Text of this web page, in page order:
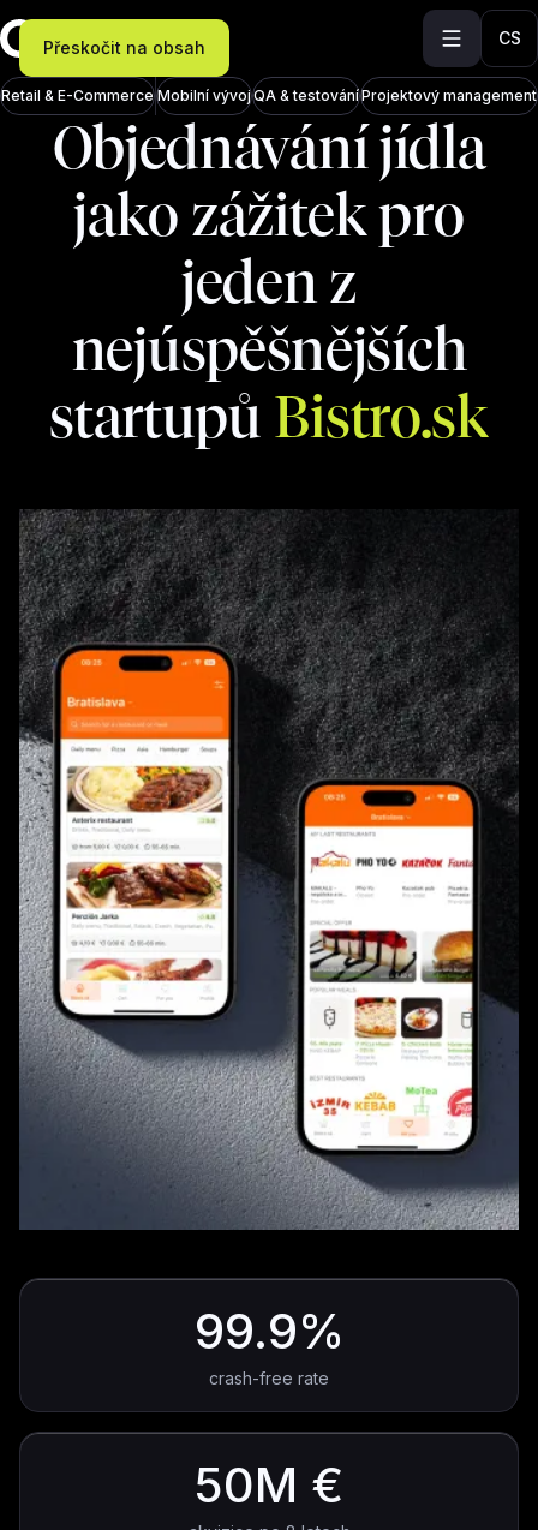
Přeskočit na obsah CS
Retail & E-Commerce Mobilní vývojQA & testováníProjektový management
Objednávání jídla
jako zážitek pro
jeden z
nejúspěšnějších
startupů Bistro.sk
99.9%
crash-free rate
50M €